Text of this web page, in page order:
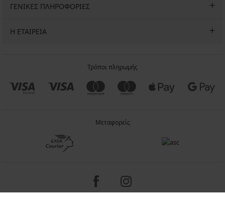
ΓΕΝΙΚΕΣ ΠΛΗΡΟΦΟΡΙΕΣ
Η ΕΤΑΙΡΕΙΑ
Τρόποι πληρωμής
Μεταφορείς